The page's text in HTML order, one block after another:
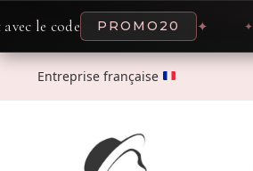
PROMO20 ✦
Entreprise française